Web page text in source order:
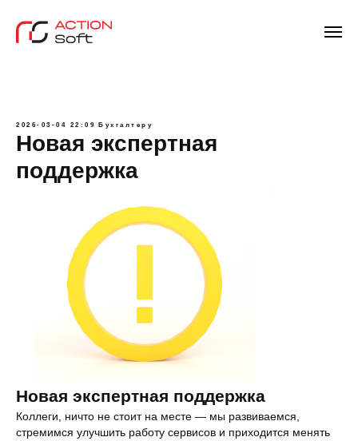
2026-03-04 22:09 Бухгалтеру
Новая экспертная
поддержка
Новая экспертная поддержка
Коллеги, ничто не стоит на месте — мы развиваемся,
стремимся улучшить работу сервисов и приходится менять